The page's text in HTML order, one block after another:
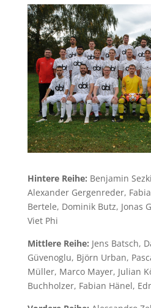
Hintere Reihe: Benjamin
Alexander Gergenreder,
Bertele, Dominik Butz, Jonas
Viet Phi
Mittlere Reihe: Jens Batsch,
Güvenoglu, Björn Urban,
Müller, Marco Mayer, Julian
Buchholzer, Fabian Hänel,